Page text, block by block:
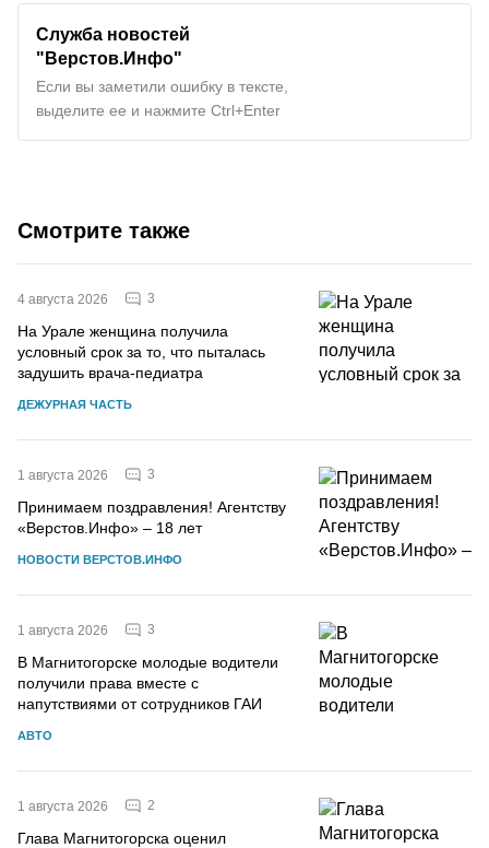
Служба новостей
"Верстов.Инфо"
Если вы заметили ошибку в тексте,
выделите ее и нажмите Ctrl+Enter
Смотрите также
4 августа 2026 3
На Урале женщина получила
условный срок за то, что пыталась
задушить врача-педиатра
ДЕЖУРНАЯ ЧАСТЬ
1 августа 2026 3
Принимаем поздравления! Агентству
«Верстов.Инфо» – 18 лет
НОВОСТИ ВЕРСТОВ.ИНФО
1 августа 2026 3
В Магнитогорске молодые водители
получили права вместе с
напутствиями от сотрудников ГАИ
АВТО
1 августа 2026 2
Глава Магнитогорска оценил